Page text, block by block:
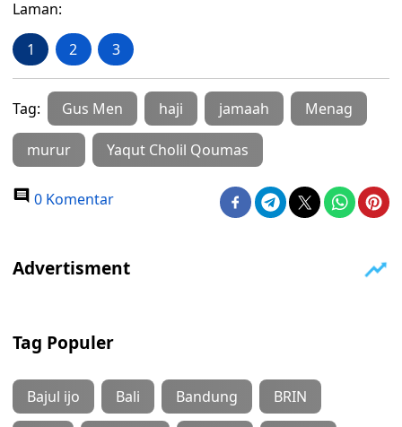
Laman:
1 2 3
Tag: Gus Men haji jamaah Menag
murur Yaqut Cholil Qoumas
0 Komentar
Tag Populer
Bajul ijo Bali Bandung BRIN